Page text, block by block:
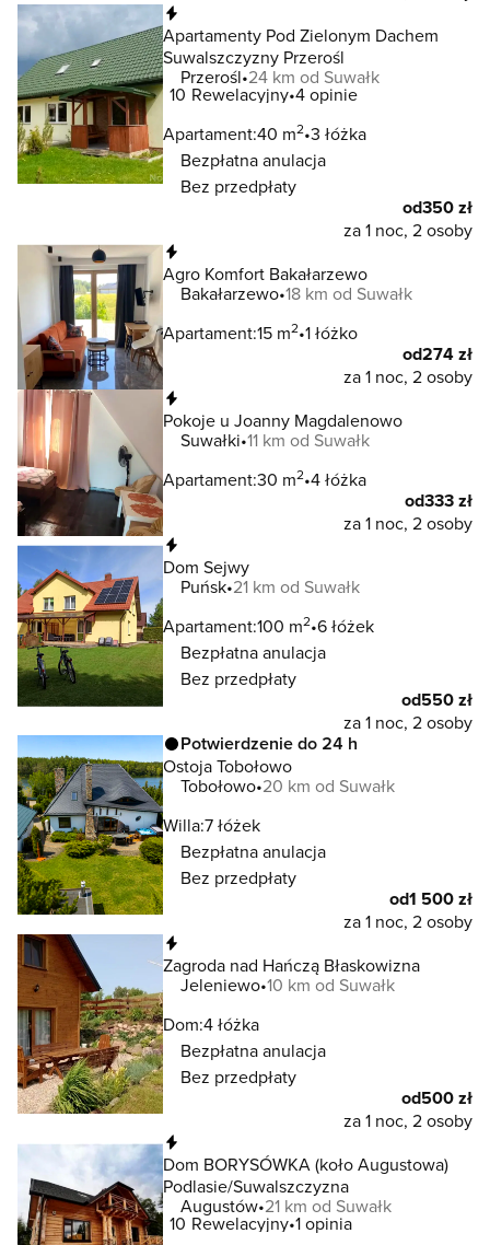
Apartamenty Pod Zielonym Dachem
Suwalszczyzny Przerośl
Przerośl 24 km od Suwałk
10 Rewelacyjny 4 opinie
Apartament:40 m2 3 łóżka
Bezpłatna anulacja
Bez przedpłaty
od350 zł
za 1 noc, 2 osoby
Agro Komfort Bakałarzewo
Bakałarzewo 18 km od Suwałk
Apartament:15 m2 1 łóżko
od274 zł
za 1 noc, 2 osoby
Pokoje u Joanny Magdalenowo
Suwałki 11 km od Suwałk
Apartament:30 m2 4 łóżka
od333 zł
za 1 noc, 2 osoby
Dom Sejwy
Puńsk 21 km od Suwałk
Apartament:100 m2 6 łóżek
Bezpłatna anulacja
Bez przedpłaty
od550 zł
za 1 noc, 2 osoby
Potwierdzenie do 24 h
Ostoja Tobołowo
Tobołowo 20 km od Suwałk
Willa:7 łóżek
Bezpłatna anulacja
Bez przedpłaty
od1 500 zł
za 1 noc, 2 osoby
Zagroda nad Hańczą Błaskowizna
Jeleniewo 10 km od Suwałk
Dom:4 łóżka
Bezpłatna anulacja
Bez przedpłaty
od500 zł
za 1 noc, 2 osoby
Dom BORYSÓWKA (koło Augustowa)
Podlasie/Suwalszczyzna
Augustów 21 km od Suwałk
10 Rewelacyjny 1 opinia